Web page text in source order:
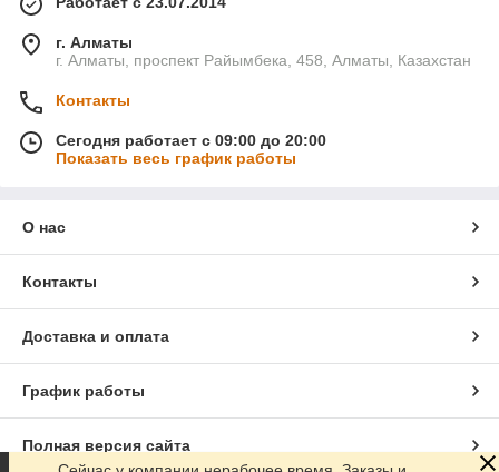
г. Алматы
г. Алматы, проспект Райымбека, 458, Алматы, Казахстан
Контакты
Сегодня работает с 09:00 до 20:00
Показать весь график работы
О нас
Контакты
Доставка и оплата
График работы
Полная версия сайта